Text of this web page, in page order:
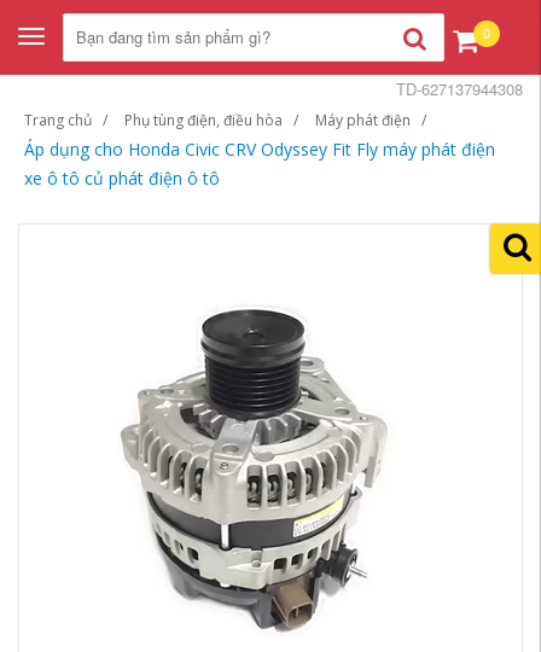
Toggle
navigation
0
Trang chủ Phụ tùng điện, điều hòa Máy phát điện
Áp dụng cho Honda Civic CRV Odyssey Fit Fly máy phát điện
xe ô tô củ phát điện ô tô
TD-627137944308